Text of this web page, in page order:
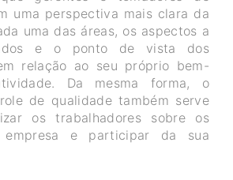
uma perspectiva mais clara da
uma das áreas, os aspectos a
e o ponto de vista dos
relação ao seu próprio bem-
Da mesma forma, o
de qualidade também serve
os trabalhadores sobre os
empresa e participar da sua